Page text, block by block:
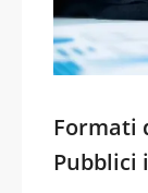
Formati
Pubblici